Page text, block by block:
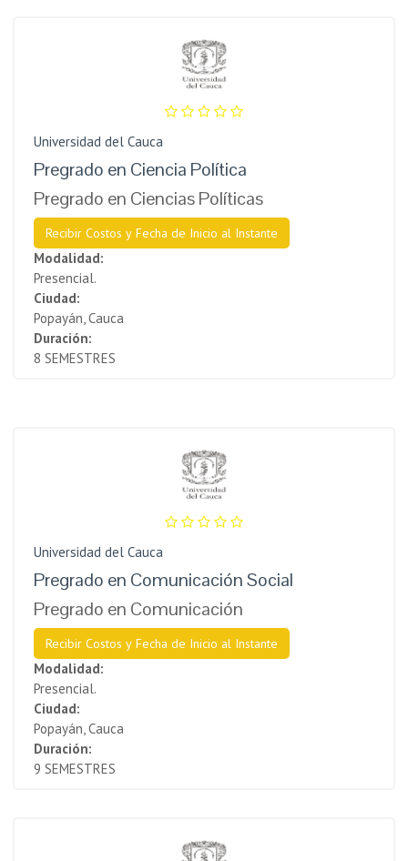
Universidad del Cauca
Pregrado en Ciencia Política
Pregrado en Ciencias Políticas
Recibir Costos y Fecha de Inicio al Instante
Modalidad:
Presencial.
Ciudad:
Popayán, Cauca
Duración:
8 SEMESTRES
Universidad del Cauca
Pregrado en Comunicación Social
Pregrado en Comunicación
Recibir Costos y Fecha de Inicio al Instante
Modalidad:
Presencial.
Ciudad:
Popayán, Cauca
Duración:
9 SEMESTRES